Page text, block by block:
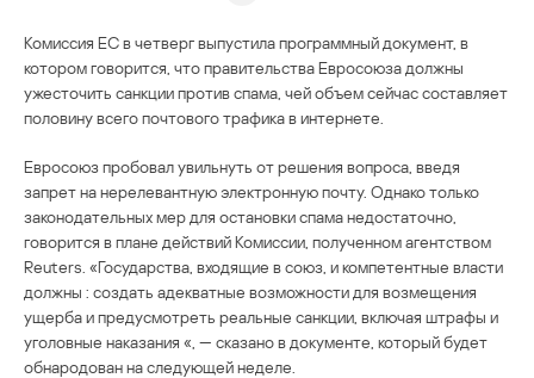
Комиссия ЕС в четверг выпустила программный документ, в
котором говорится, что правительства Евросоюза должны
ужесточить санкции против спама, чей объем сейчас составляет
половину всего почтового трафика в интернете.
Евросоюз пробовал увильнуть от решения вопроса, введя
запрет на нерелевантную электронную почту. Однако только
законодательных мер для остановки спама недостаточно,
говорится в плане действий Комиссии, полученном агентством
Reuters. «Государства, входящие в союз, и компетентные власти
должны : создать адекватные возможности для возмещения
ущерба и предусмотреть реальные санкции, включая штрафы и
уголовные наказания «, — сказано в документе, который будет
обнародован на следующей неделе.